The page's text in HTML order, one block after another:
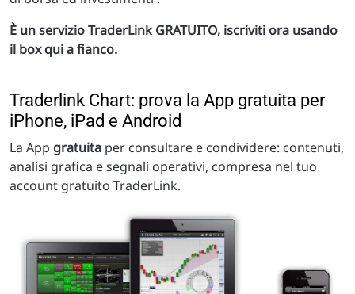
È un servizio TraderLink GRATUITO, iscriviti ora usando
il box qui a fianco.
Traderlink Chart: prova la App gratuita per
iPhone, iPad e Android
La App gratuita per consultare e condividere: contenuti,
analisi grafica e segnali operativi, compresa nel tuo
account gratuito TraderLink.